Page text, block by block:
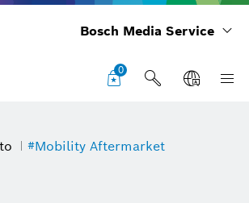
Bosch Media Service
0
#Mobility Aftermarket